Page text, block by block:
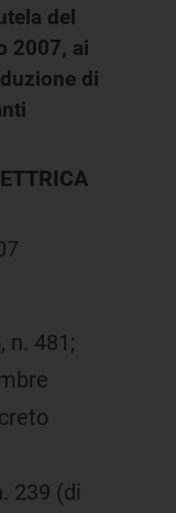
del
2007, ai
di
n. 481;
239 (di